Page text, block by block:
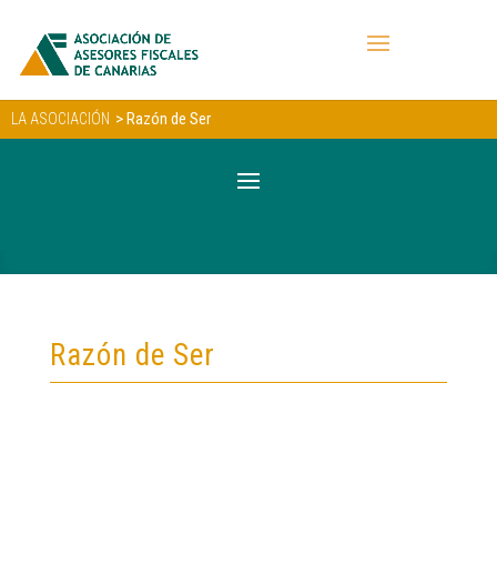
LA ASOCIACIÓN > Razón de Ser
Razón de Ser